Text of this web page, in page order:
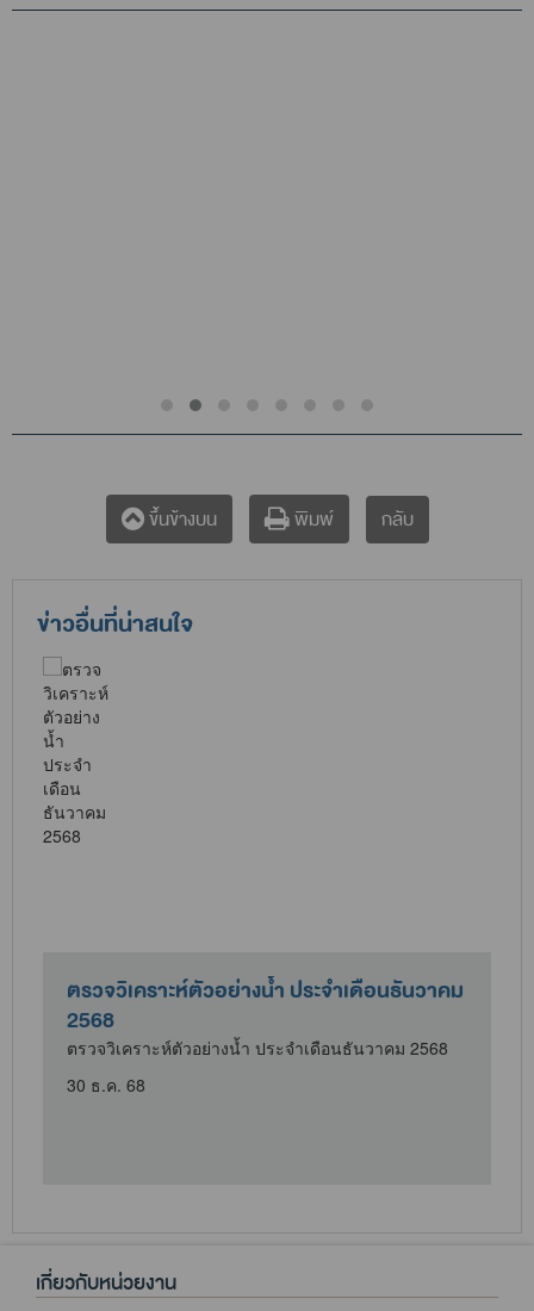
ขึ้นข้างบน พิมพ์ กลับ
ข่าวอื่นที่น่าสนใจ
ตรวจวิเคราะห์ตัวอย่างน้ำ ประจำเดือนธันวาคม
2568
ตรวจวิเคราะห์ตัวอย่างน้ำ ประจำเดือนธันวาคม 2568
30 ธ.ค. 68
เกี่ยวกับหน่วยงาน